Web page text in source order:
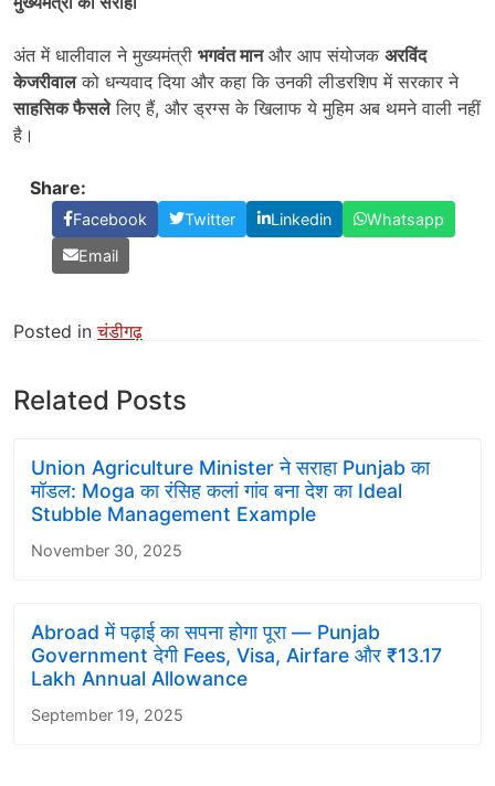
अंत में धालीवाल ने मुख्यमंत्री भगवंत मानऔर आप संयोजक अरविंद
केजरीवालको धन्यवाद दिया और कहा कि उनकी लीडरशिप में सरकार ने
साहसिक फैसलेलिए हैं, और ड्रग्स के खिलाफ ये मुहिम अब थमने वाली नहीं
है।
Share:
Facebook Twitter Linkedin
Whatsapp
Email
Posted inचंडीगढ़
Related Posts
Union Agriculture Minister ने सराहा Punjab का
मॉडल: Moga का रंसिह कलां गांव बना देश का Ideal
Stubble Management Example
November 30, 2025
Abroad में पढ़ाई का सपना होगा पूरा — Punjab
Government देगी Fees, Visa, Airfare और ₹13.17
Lakh Annual Allowance
September 19, 2025